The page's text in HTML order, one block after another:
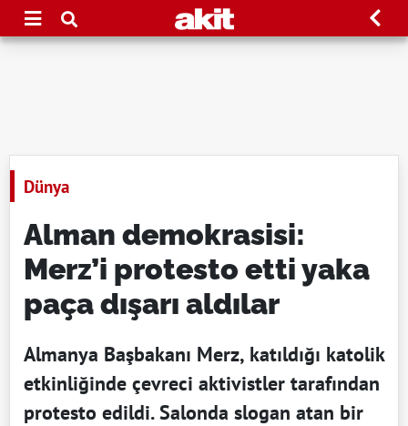
Dünya
Alman demokrasisi:
Merz’i protesto etti yaka
paça dışarı aldılar
Almanya Başbakanı Merz, katıldığı katolik
etkinliğinde çevreci aktivistler tarafından
protesto edildi. Salonda slogan atan bir